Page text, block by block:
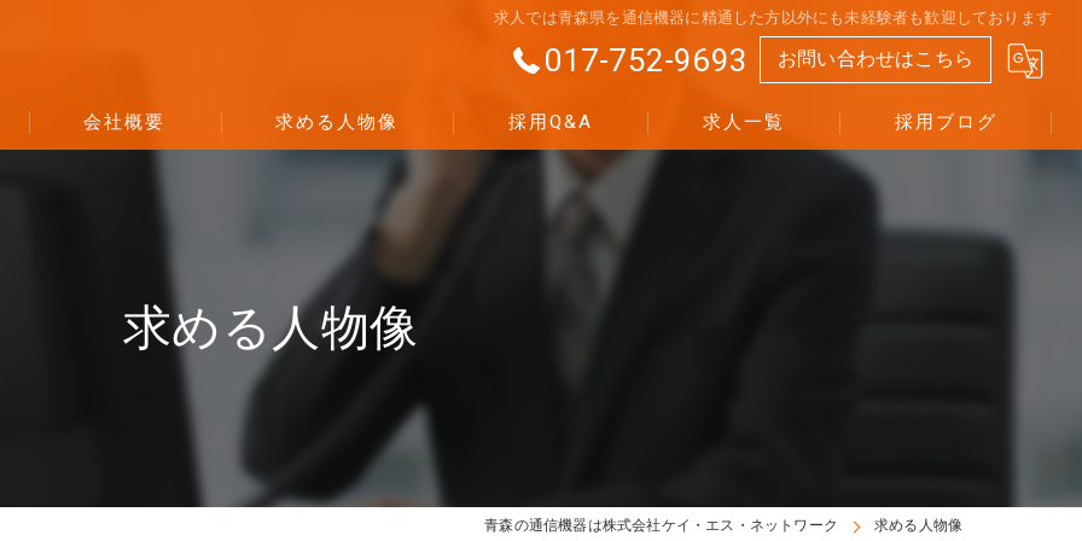
求人では青森県を通信機器に精通した方以外にも未経験者も歓迎しております
017-752-9693 お問い合わせはこちら
会社概要 求める人物像 採用Q&A 求人一覧 採用ブログ
求める人物像
青森の通信機器は株式会社ケイ・エス・ネットワーク 求める人物像